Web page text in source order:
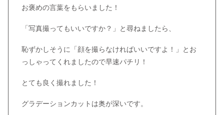
お褒めの言葉をもらいました！
「写真撮ってもいいですか？」と尋ねましたら、
恥ずかしそうに「顔を撮らなければいいですよ！」とお
っしゃってくれましたので早速パチリ！
とても良く撮れました！
グラデーションカットは奥が深いです。